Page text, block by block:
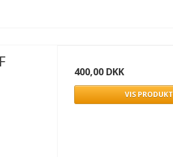
400,00 DKK
VIS PRODUKT